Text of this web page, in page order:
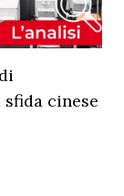
cinese